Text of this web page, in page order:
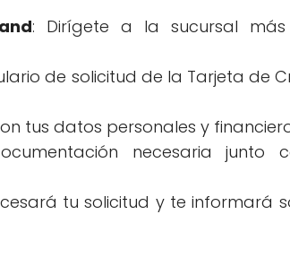
: Dirígete a la sucursal
de solicitud de la Tarjeta de
tus datos personales y
necesaria junto
tu solicitud y te informará